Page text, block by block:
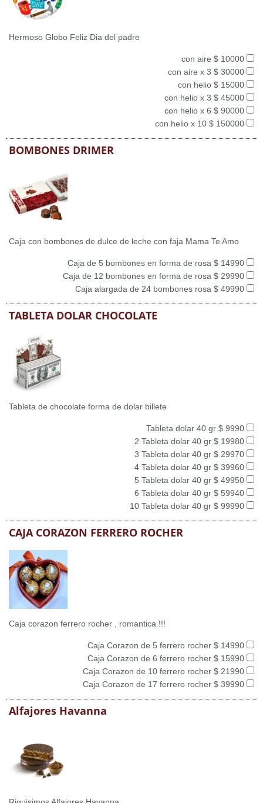
Hermoso Globo Feliz Dia del padre
con aire $ 10000
con aire x 3 $ 30000
con helio $ 15000
con helio x 3 $ 45000
con helio x 6 $ 90000
con helio x 10 $ 150000
BOMBONES DRIMER
Caja con bombones de dulce de leche con faja Mama Te Amo
Caja de 5 bombones en forma de rosa $ 14990
Caja de 12 bombones en forma de rosa $ 29990
Caja alargada de 24 bombones rosa $ 49990
TABLETA DOLAR CHOCOLATE
Tableta de chocolate forma de dolar billete
Tableta dolar 40 gr $ 9990
2 Tableta dolar 40 gr $ 19980
3 Tableta dolar 40 gr $ 29970
4 Tableta dolar 40 gr $ 39960
5 Tableta dolar 40 gr $ 49950
6 Tableta dolar 40 gr $ 59940
10 Tableta dolar 40 gr $ 99990
CAJA CORAZON FERRERO ROCHER
Caja corazon ferrero rocher , romantica !!!
Caja Corazon de 5 ferrero rocher $ 14990
Caja Corazon de 6 ferrero rocher $ 15990
Caja Corazon de 10 ferrero rocher $ 21990
Caja Corazon de 17 ferrero rocher $ 39990
Alfajores Havanna